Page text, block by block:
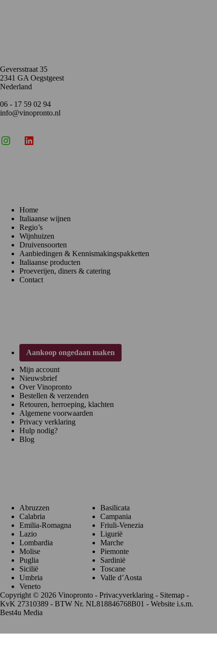
Geversstraat 35
2341 GA Oegstgeest
Nederland
06 - 17 59 02 94
info@vinopronto.nl
InstagramLinkedIn
Home
Italiaanse wijnen
Regio’s
Wijnhuizen
Druivensoorten
Aanbiedingen & Kennismakingspakketten
Italiaanse producten
Proeverijen, diners & catering
Contact
Aankoop ongedaan maken
Mijn account
Nieuwsbrief
Over Vinopronto
Bestellen & verzenden
Retouren, herroeping, klachten
Algemene voorwaarden
Privacy verklaring
Hulp nodig?
Blog
Abruzzen
Basilicata
Calabria
Campania
Emilia-Romagna
Friuli-Venezia
Lazio
Ligurië
Lombardia
Marche
Molise
Piemonte
Puglia
Sardinië
Sicilië
Toscane
Umbria
Valle d’Aosta
Veneto
Copyright © 2026 Vinopronto - Privacyverklaring - Sitemap -
KvK 27310389 - BTW Nr. NL818846768B01 - Website i.s.m.
Best4u Media